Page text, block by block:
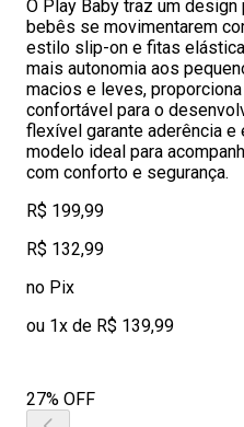
O Play Baby traz um
bebês se movimentarem
estilo slip-on e fitas
mais autonomia aos
macios e leves,
confortável para o
flexível garante aderência
modelo ideal para
com conforto e segurança.
R$ 199,99
R$ 132,99
no Pix
ou 1x de R$ 139,99
27% OFF